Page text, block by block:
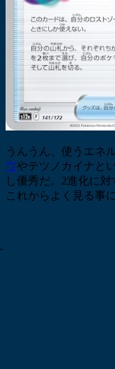
うんうん、使うエネ
ウやテツノカイナと
し優秀だ。2進化に
これからよく見る事